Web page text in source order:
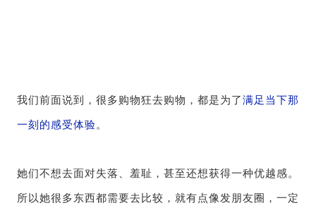
我们前面说到，很多购物狂去购物，都是为了满足当下那
一刻的感受体验。
她们不想去面对失落、羞耻，甚至还想获得一种优越感。
所以她很多东西都需要去比较，就有点像发朋友圈，一定